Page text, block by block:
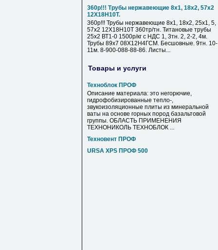
360р!!! Трубы нержавеющие 8х1, 18х2, 57х2
12Х18Н10Т.
360р!!! Трубы нержавеющие 8х1, 18х2, 25х1, 5,
57х2 12Х18Н10Т 360тр/тн. Титановые трубы
25х2 ВТ1-0 1500р/кг с НДС 1, 3тн. 2, 2-2, 4м.
Трубы 89х7 08Х12Н4ГСМ. Бесшовные. 9тн. 10-
11м. 8-900-088-88-86. Листы...
Товары и услуги
Техноблок ПРОФ
Описание материала: это негорючие,
гидрофобизированные тепло-,
звукоизоляционные плиты из минеральной
ваты на основе горных пород базальтовой
группы. ОБЛАСТЬ ПРИМЕНЕНИЯ
ТЕХНОНИКОЛЬ ТЕХНОБЛОК ...
Техновент ПРОФ
URSA XPS ПРОФ 500